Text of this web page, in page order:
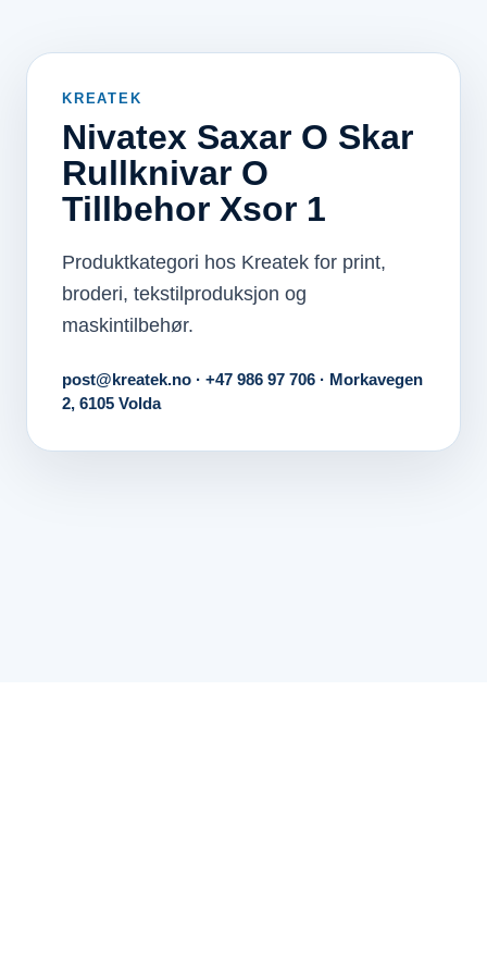
KREATEK
Nivatex Saxar O Skar
Rullknivar O
Tillbehor Xsor 1
Produktkategori hos Kreatek for print,
broderi, tekstilproduksjon og
maskintilbehør.
post@kreatek.no · +47 986 97 706 · Morkavegen
2, 6105 Volda